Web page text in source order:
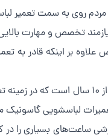
مردم روی به سمت تعمیر
تخصص و مهارت
بر اینکه قادر به
لباسشویی گاسونیک
بسیاری را در